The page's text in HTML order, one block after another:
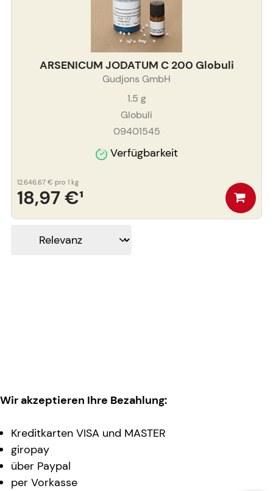
ARSENICUM JODATUM C 200 Globuli
Gudjons GmbH
1.5 g
Globuli
09401545
Verfügbarkeit
18,97 €¹
12.646,67 € pro 1 kg
Wir akzeptieren Ihre Bezahlung:
Kreditkarten VISA und MASTER
giropay
über Paypal
per Vorkasse